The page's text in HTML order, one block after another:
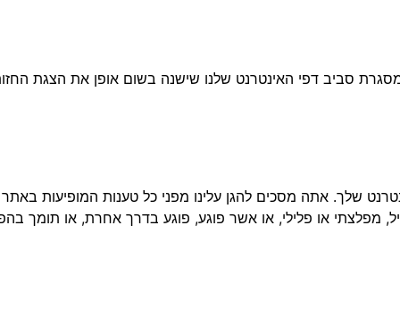
סביב דפי האינטרנט שלנו שישנה בשום אופן את הצגת
שלך. אתה מסכים להגן עלינו מפני כל טענות המופיעות באתר
מפלצתי או פלילי, או אשר פוגע, פוגע בדרך אחרת, או תומך